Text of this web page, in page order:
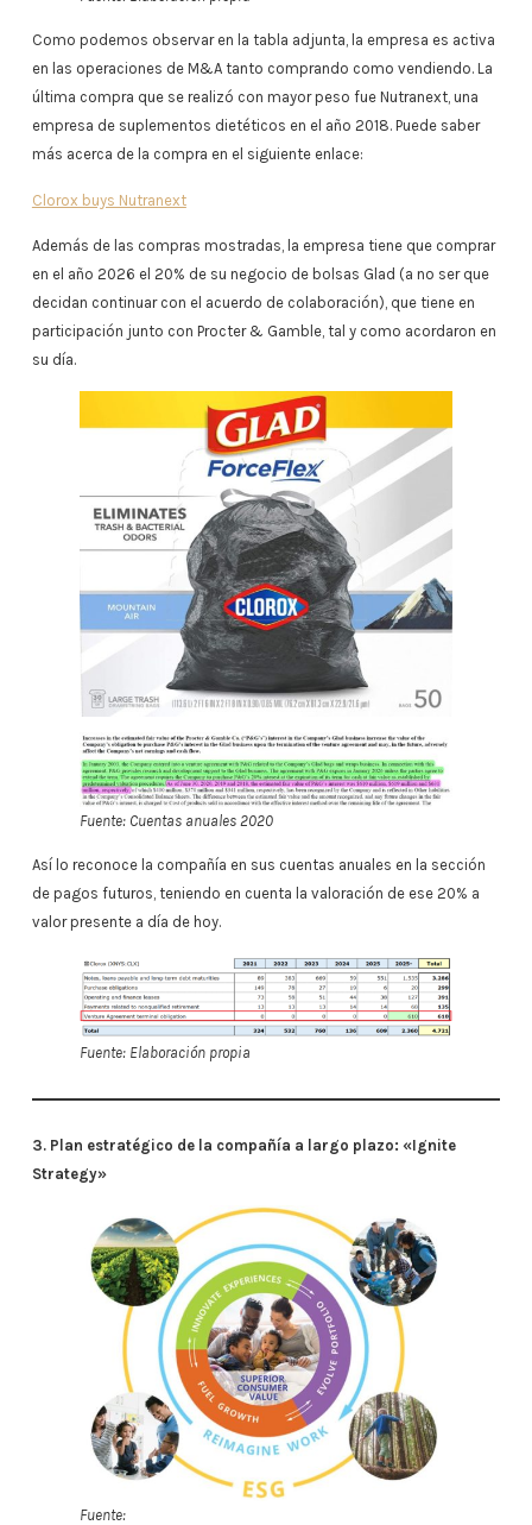
Como podemos observar en la tabla adjunta, la empresa es activa
en las operaciones de M&A tanto comprando como vendiendo. La
última compra que se realizó con mayor peso fue Nutranext, una
empresa de suplementos dietéticos en el año 2018. Puede saber
más acerca de la compra en el siguiente enlace:
Clorox buys Nutranext
Además de las compras mostradas, la empresa tiene que comprar
en el año 2026 el 20% de su negocio de bolsas Glad (a no ser que
decidan continuar con el acuerdo de colaboración), que tiene en
participación junto con Procter & Gamble, tal y como acordaron en
su día.
Fuente: Cuentas anuales 2020
Así lo reconoce la compañía en sus cuentas anuales en la sección
de pagos futuros, teniendo en cuenta la valoración de ese 20% a
valor presente a día de hoy.
Fuente: Elaboración propia
3. Plan estratégico de la compañía a largo plazo: «Ignite
Strategy»
Fuente: